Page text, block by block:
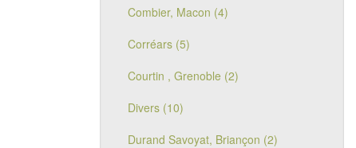
Combier, Macon (4)
Corréars (5)
Courtin , Grenoble (2)
Divers (10)
Durand Savoyat, Briançon (2)